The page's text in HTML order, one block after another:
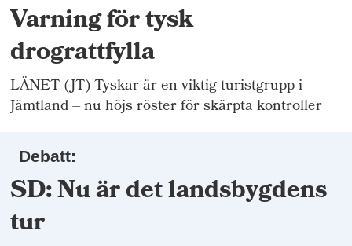
Varning för tysk
drograttfylla
LÄNET (JT) Tyskar är en viktig turistgrupp i
Jämtland – nu höjs röster för skärpta kontroller
Debatt:
SD: Nu är det landsbygdens
tur